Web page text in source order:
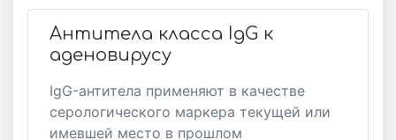
Антитела класса IgG к
аденовирусу
IgG-антитела применяют в качестве
серологического маркера текущей или
имевшей место в прошлом